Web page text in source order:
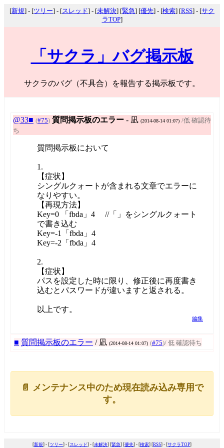
[新規] - [ツリー] - [スレッド] - [未解決] [緊急] [優先] - [検索] [RSS] - [サク
ラTOP]
「サクラ」バグ掲示板
サクラのバグ（不具合）を報告する掲示板です。
@33■ (#75) 質問掲示板のエラー - 凪 (2014-08-14 01:07) /低 確認待
ち
質問掲示板において
1.
【症状】
シングルクォートが含まれる文章でエラーに
なりやすい。
【再現方法】
Key=0 「fbda」4 //「」をシングルクォート
で書き込む
Key=-1「fbda」4
Key=-2「fbda」4
2.
【症状】
パスを設定した時に限り、修正後に再度書き
込むとパスワードが違いますと返される。
以上です。
編集
■ 質問掲示板のエラー / 凪 (2014-08-14 01:07) (#75)/ 低 確認待ち
📄 メンテナンス中のため現在読み込み専用で
す。
[新規] - [ツリー] - [スレッド] - [未解決] [緊急] [優先] - [検索] [RSS] - [サクラTOP]